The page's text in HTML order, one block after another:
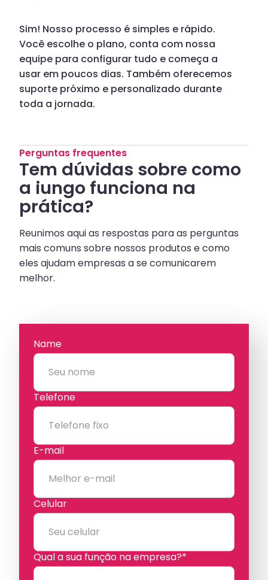
Perguntas frequentes
Tem dúvidas sobre como
a iungo funciona na
prática?
Reunimos aqui as respostas para as perguntas
mais comuns sobre nossos produtos e como
eles ajudam empresas a se comunicarem
melhor.
Sim! Nosso processo é simples e rápido.
Você escolhe o plano, conta com nossa
equipe para configurar tudo e começa a
usar em poucos dias. Também oferecemos
suporte próximo e personalizado durante
toda a jornada.
Name
Telefone
E-mail
Celular
Qual a sua função na empresa?*